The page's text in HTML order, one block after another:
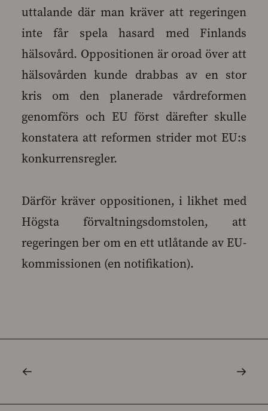
uttalande där man kräver att regeringen
inte får spela hasard med Finlands
hälsovård. Oppositionen är oroad över att
hälsovården kunde drabbas av en stor
kris om den planerade vårdreformen
genomförs och EU först därefter skulle
konstatera att reformen strider mot EU:s
konkurrensregler.
Därför kräver oppositionen, i likhet med
Högsta förvaltningsdomstolen, att
regeringen ber om en ett utlåtande av EU-
kommissionen (en notifikation).